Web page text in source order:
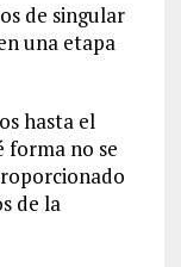
de singular
una etapa
hasta el
forma no se
de la